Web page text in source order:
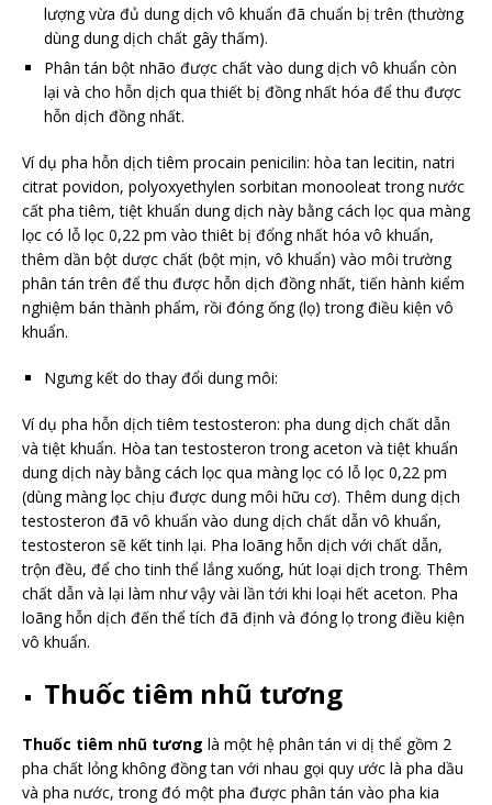
lượng vừa đủ dung dịch vô khuẩn đã chuẩn bị trên (thường
dùng dung dịch chất gây thấm).
Phân tán bột nhão được chất vào dung dịch vô khuẩn còn
lại và cho hỗn dịch qua thiết bị đồng nhất hóa để thu được
hỗn dịch đồng nhất.
Ví dụ pha hỗn dịch tiêm procain penicilin: hòa tan lecitin, natri
citrat povidon, polyoxyethylen sorbitan monooleat trong nước
cất pha tiêm, tiệt khuẩn dung dịch này bằng cách lọc qua màng
lọc có lỗ lọc 0,22 pm vào thiêt bị đổng nhất hóa vô khuẩn,
thêm dần bột dược chất (bột mịn, vô khuẩn) vào môi trường
phân tán trên để thu được hỗn dịch đồng nhất, tiến hành kiểm
nghiệm bán thành phẩm, rồi đóng ống (lọ) trong điều kiện vô
khuẩn.
Ngưng kết do thay đổi dung môi:
Ví dụ pha hỗn dịch tiêm testosteron: pha dung dịch chất dẫn
và tiệt khuẩn. Hòa tan testosteron trong aceton và tiệt khuẩn
dung dịch này bằng cách lọc qua màng lọc có lỗ lọc 0,22 pm
(dùng màng lọc chịu được dung môi hữu cơ). Thêm dung dịch
testosteron đã vô khuẩn vào dung dịch chất dẫn vô khuẩn,
testosteron sẽ kết tinh lại. Pha loãng hỗn dịch với chất dẫn,
trộn đều, để cho tinh thể lắng xuống, hút loại dịch trong. Thêm
chất dẫn và lại làm như vậy vài lần tới khi loại hết aceton. Pha
loãng hỗn dịch đến thể tích đã định và đóng lọ trong điều kiện
vô khuẩn.
Thuốc tiêm nhũ tương
Thuốc tiêm nhũ tương là một hệ phân tán vi dị thể gồm 2
pha chất lỏng không đồng tan với nhau gọi quy ước là pha dầu
và pha nước, trong đó một pha được phân tán vào pha kia